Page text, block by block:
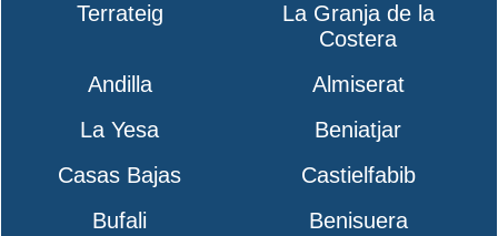
Terrateig
La Granja de la
Costera
Andilla
Almiserat
La Yesa
Beniatjar
Casas Bajas
Castielfabib
Bufali
Benisuera